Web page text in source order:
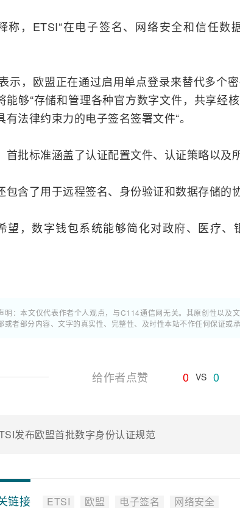
称，ETSI“在电子签名、 网络安全和信任数
示，欧盟正在通过启用单点登录来替代多个
能够“存储和管理各种官方数字文件，共享经
有法律约束力的电子签名签署文件“。
首批标准涵盖了认证配置文件、认证策略以及
包含了用于远程签名、身份验证和数据存储的
望，数字钱包系统能够简化对政府、医疗、
明：本文仅代表作者个人观点，与C114通信网无关。其原创性以及
或者部分内容、文字的真实性、完整性、及时性本站不作任何保证或
给作者点赞 0 VS 0
发布欧盟首批数字身份认证规范
链接 ETSI 欧盟 电子签名 网络安全